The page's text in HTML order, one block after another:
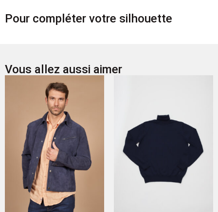
Pour compléter votre silhouette
Vous allez aussi aimer